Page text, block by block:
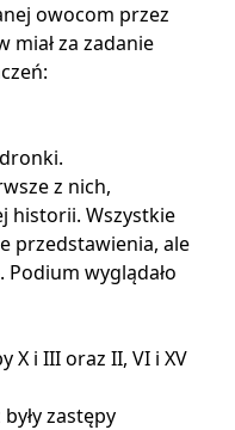
owocom przez
miał za zadanie
z nich,
historii. Wszystkie
przedstawienia, ale
Podium wyglądało
X i III oraz II, VI i XV
zastępy